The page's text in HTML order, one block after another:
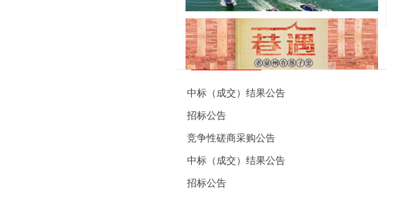
便民资讯
中标（成交）结果公告
招标公告
竞争性磋商采购公告
中标（成交）结果公告
招标公告